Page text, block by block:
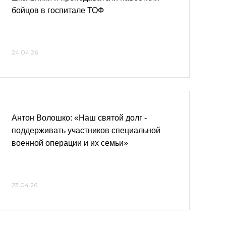
бойцов в госпитале ТОФ
24.04.26
Антон Волошко: «Наш святой долг -
поддерживать участников специальной
военной операции и их семьи»
23.04.26